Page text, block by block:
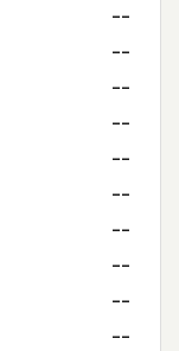
--
--
--
--
--
--
--
--
--
--